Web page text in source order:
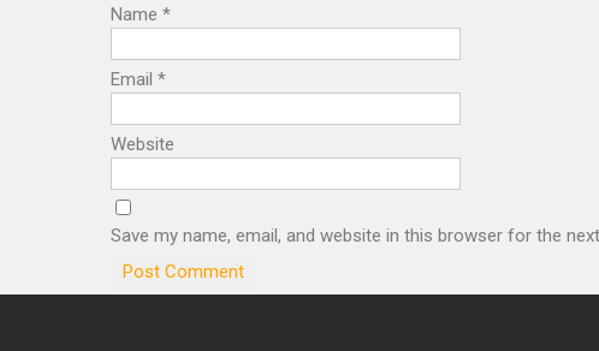
Name *
Email *
Website
Save my name, email, and website in this browser for the